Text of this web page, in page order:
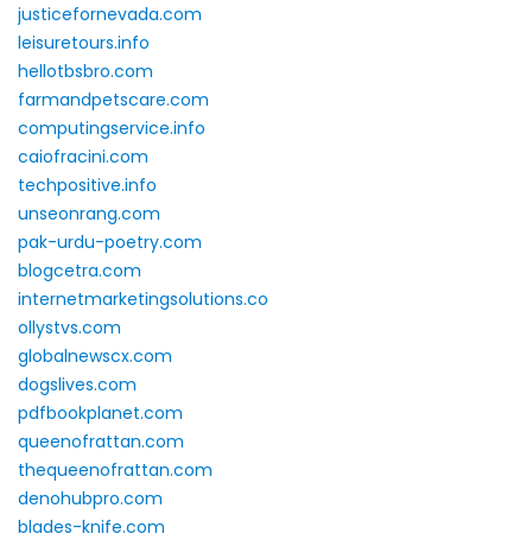
justicefornevada.com
leisuretours.info
hellotbsbro.com
farmandpetscare.com
computingservice.info
caiofracini.com
techpositive.info
unseonrang.com
pak-urdu-poetry.com
blogcetra.com
internetmarketingsolutions.co
ollystvs.com
globalnewscx.com
dogslives.com
pdfbookplanet.com
queenofrattan.com
thequeenofrattan.com
denohubpro.com
blades-knife.com